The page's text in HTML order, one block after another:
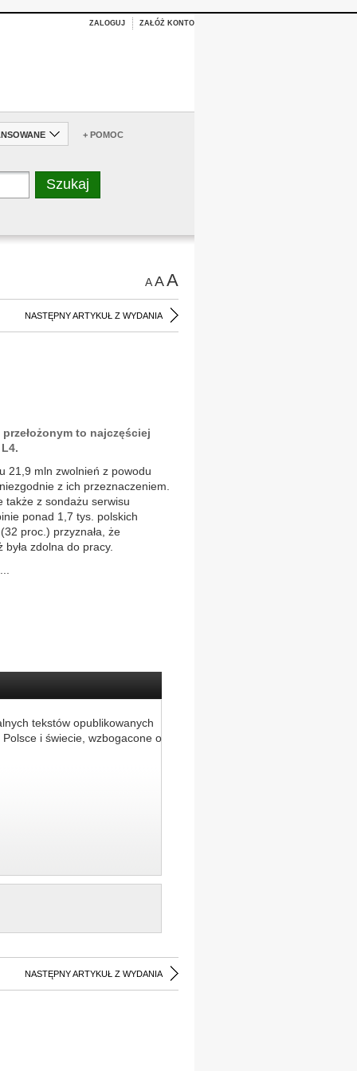
ZALOGUJ ZAŁÓŻ KONTO
+ POMOC
AAA
NASTĘPNY ARTYKUŁ Z WYDANIA
to najczęściej
21,9 mln zwolnień z powodu
z ich przeznaczeniem.
także z sondażu serwisu
ponad 1,7 tys. polskich
proc.) przyznała, że
zdolna do pracy.
tekstów opublikowanych
i świecie, wzbogacone o
NASTĘPNY ARTYKUŁ Z WYDANIA